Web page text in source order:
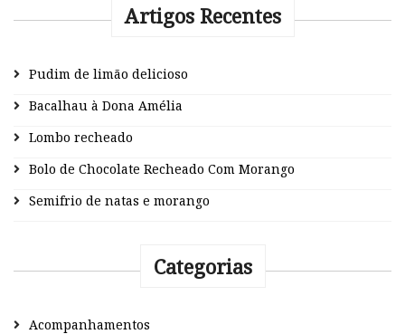
Artigos Recentes
Pudim de limão delicioso
Bacalhau à Dona Amélia
Lombo recheado
Bolo de Chocolate Recheado Com Morango
Semifrio de natas e morango
Categorias
Acompanhamentos